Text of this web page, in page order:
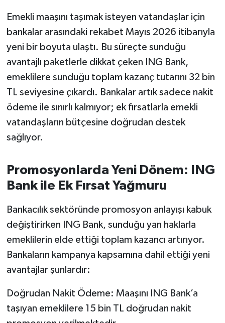
Emekli maaşını taşımak isteyen vatandaşlar için
bankalar arasındaki rekabet Mayıs 2026 itibarıyla
yeni bir boyuta ulaştı. Bu süreçte sunduğu
avantajlı paketlerle dikkat çeken ING Bank,
emeklilere sunduğu toplam kazanç tutarını 32 bin
TL seviyesine çıkardı. Bankalar artık sadece nakit
ödeme ile sınırlı kalmıyor; ek fırsatlarla emekli
vatandaşların bütçesine doğrudan destek
sağlıyor.
Promosyonlarda Yeni Dönem: ING
Bank ile Ek Fırsat Yağmuru
Bankacılık sektöründe promosyon anlayışı kabuk
değiştirirken ING Bank, sunduğu yan haklarla
emeklilerin elde ettiği toplam kazancı artırıyor.
Bankaların kampanya kapsamına dahil ettiği yeni
avantajlar şunlardır:
Doğrudan Nakit Ödeme: Maaşını ING Bank’a
taşıyan emeklilere 15 bin TL doğrudan nakit
MAGAZİN
MANŞET
Manyas
OLAY
Resmi İlanlar
SAĞLIK
Savaştepe
SEYAHAT
Sındırgı